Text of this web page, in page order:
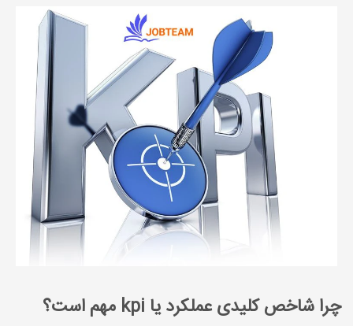
چرا شاخص کلیدی عملکرد یا kpi مهم است؟